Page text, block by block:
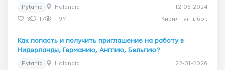
Pytania Holandia 12-03-2024
3 17 1.9M Кирил Тягныбок
Как попасть и получить приглашение на работу в
Нидерланды, Германию, Англию, Бельгию?
Pytania Holandia 22-01-2026